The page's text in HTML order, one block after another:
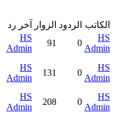
الكاتب الردود الزوار
آخر رد
HS
Admin
0
91
HS
Admin
HS
Admin
0
131
HS
Admin
HS
Admin
0
208
HS
Admin